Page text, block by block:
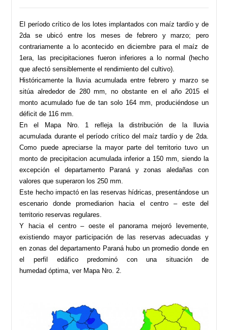
El período crítico de los lotes implantados con maíz tardío y de
2da se ubicó entre los meses de febrero y marzo; pero
contrariamente a lo acontecido en diciembre para el maíz de
1era, las precipitaciones fueron inferiores a lo normal (hecho
que afectó sensiblemente el rendimiento del cultivo).
Históricamente la lluvia acumulada entre febrero y marzo se
sitúa alrededor de 280 mm, no obstante en el año 2015 el
monto acumulado fue de tan solo 164 mm, produciéndose un
déficit de 116 mm.
En el Mapa Nro. 1 refleja la distribución de la lluvia
acumulada durante el período crítico del maíz tardío y de 2da.
Como puede apreciarse la mayor parte del territorio tuvo un
monto de precipitacion acumulada inferior a 150 mm, siendo la
excepción el departamento Paraná y zonas aledañas con
valores que superaron los 250 mm.
Este hecho impactó en las reservas hídricas, presentándose un
escenario donde promediarion hacia el centro – este del
territorio reservas regulares.
Y hacia el centro – oeste el panorama mejoró levemente,
existiendo mayor participación de las reservas adecuadas y
en zonas del departamento Paraná hubo un promedio donde en
el perfil edáfico predominó con una situación de
humedad óptima, ver Mapa Nro. 2.